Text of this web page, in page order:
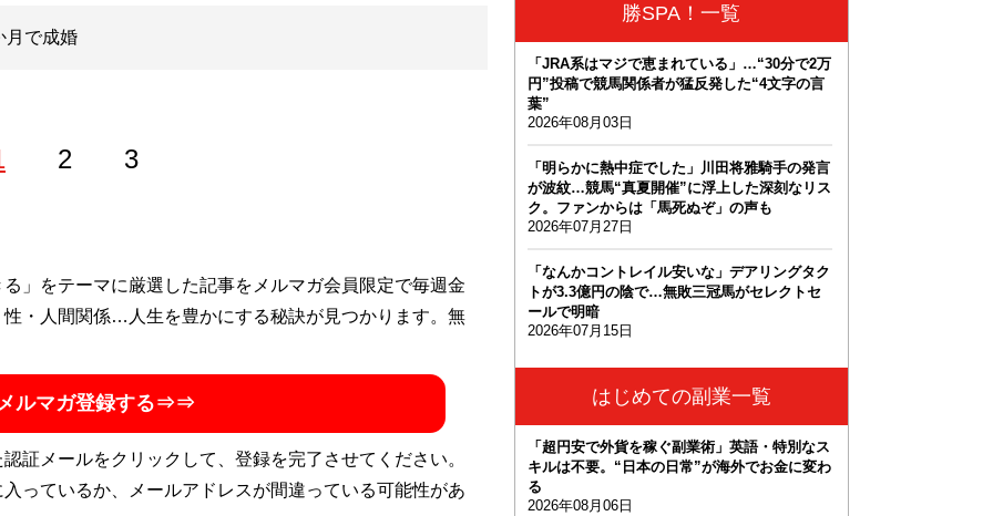
月で成婚
2 3
スなどを経て、現在は恋愛コンサルタントとして結婚し
。「 最短成婚成功の秘訣マガジン」をLINEで配信中。公
」をテーマに厳選した記事をメルマガ会員限定で毎週金
・人間関係…人生を豊かにする秘訣が見つかります。無
ルマガ登録する⇒⇒
証メールをクリックして、登録を完了させてください。
っているか、メールアドレスが間違っている可能性があ
勝SPA！一覧
「JRA系はマジで恵まれている」…“30分で2万
円”投稿で競馬関係者が猛反発した“4文字の言
葉”
2026年08月03日
「明らかに熱中症でした」川田将雅騎手の発言
が波紋…競馬“真夏開催”に浮上した深刻なリス
ク。ファンからは「馬死ぬぞ」の声も
2026年07月27日
「なんかコントレイル安いな」デアリングタク
トが3.3億円の陰で…無敗三冠馬がセレクトセ
ールで明暗
2026年07月15日
はじめての副業一覧
「超円安で外貨を稼ぐ副業術」英語・特別なス
キルは不要。“日本の日常”が海外でお金に変わ
る
2026年08月06日